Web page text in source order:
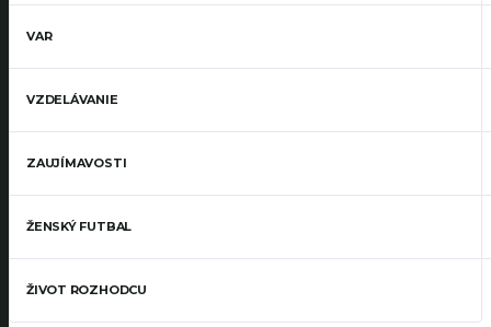
VAR
VZDELÁVANIE
ZAUJÍMAVOSTI
ŽENSKÝ FUTBAL
ŽIVOT ROZHODCU